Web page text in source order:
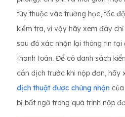
tùy thuộc vào trường học, tốc
kiểm tra, vì vậy hãy xem đây
sau đó xác nhận lại thông tin tại
thanh toán. Để có danh sách
cần dịch trước khi nộp đơn, hãy
dịch thuật được chứng nhận
bị bất ngờ trong quá trình nộp